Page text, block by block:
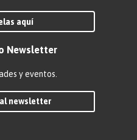
aquí
Newsletter
y eventos.
newsletter